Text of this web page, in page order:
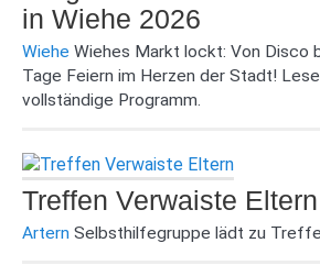
in Wiehe 2026
Wiehe Wiehes Markt lockt: Von Disco
Tage Feiern im Herzen der Stadt!
vollständige Programm.
Treffen Verwaiste Eltern
Artern Selbsthilfegruppe lädt zu